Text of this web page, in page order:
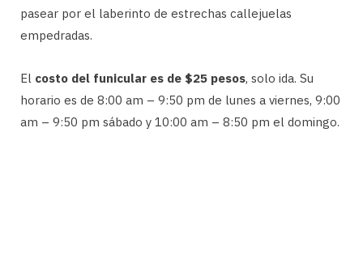
pasear por el laberinto de estrechas callejuelas
empedradas.
El costo del funicular es de $25 pesos, solo ida. Su
horario es de 8:00 am – 9:50 pm de lunes a viernes, 9:00
am – 9:50 pm sábado y 10:00 am – 8:50 pm el domingo.